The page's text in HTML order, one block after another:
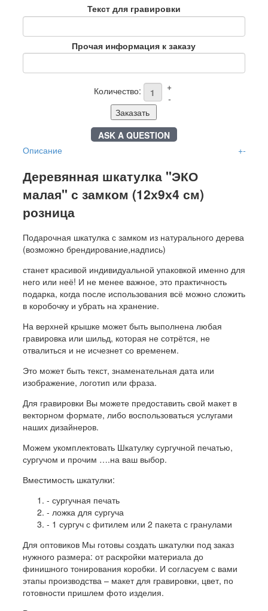
Текст для гравировки
Прочая информация к заказу
Количество:
+
-
Заказать
ASK A QUESTION
Описание
+-
Деревянная шкатулка "ЭКО
малая" с замком (12х9х4 см)
розница
Подарочная шкатулка с замком из натурального дерева
(возможно брендирование,надпись)
станет красивой индивидуальной упаковкой именно для
него или неё! И не менее важное, это практичность
подарка, когда после использования всё можно сложить
в коробочку и убрать на хранение.
На верхней крышке может быть выполнена любая
гравировка или шильд, которая не сотрётся, не
отвалиться и не исчезнет со временем.
Это может быть текст, знаменательная дата или
изображение, логотип или фраза.
Для гравировки Вы можете предоставить свой макет в
векторном формате, либо воспользоваться услугами
наших дизайнеров.
Можем укомплектовать Шкатулку сургучной печатью,
сургучом и прочим ….на ваш выбор.
Вместимость шкатулки:
- сургучная печать
- ложка для сургуча
- 1 сургуч с фитилем или 2 пакета с гранулами
Для оптовиков Мы готовы создать шкатулки под заказ
нужного размера: от раскройки материала до
финишного тонирования коробки. И согласуем с вами
этапы производства – макет для гравировки, цвет, по
готовности пришлем фото изделия.